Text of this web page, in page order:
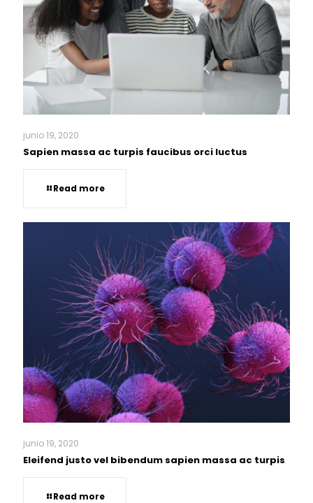
junio 19, 2020
Sapien massa ac turpis faucibus orci luctus
Read more
junio 19, 2020
Eleifend justo vel bibendum sapien massa ac turpis
Read more